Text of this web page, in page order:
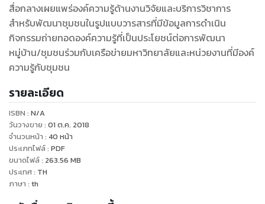
สื่อกลางเผยแพร่องค์ความรู้ด้านงานวิจัยและบริการวิชาการ
สำหรับพัฒนาชุมชนในรูปแบบวารสารที่มีข้อมูลการดำเนิน
กิจกรรมถ่ายทอดองค์ความรู้ที่เป็นประโยชน์ต่อการพัฒนา
หมู่บ้าน/ชุมชนร่วมกับเครือข่ายมหาวิทยาลัยและหน่วยงานที่มีองค์
ความรู้กับชุมชน
รายละเอียด
ISBN : N/A
วันวางขาย : 01 ต.ค. 2018
จำนวนหน้า : 40 หน้า
ประเภทไฟล์: PDF
ขนาดไฟล์: 263.56 MB
ประเทศ: TH
ภาษา : th